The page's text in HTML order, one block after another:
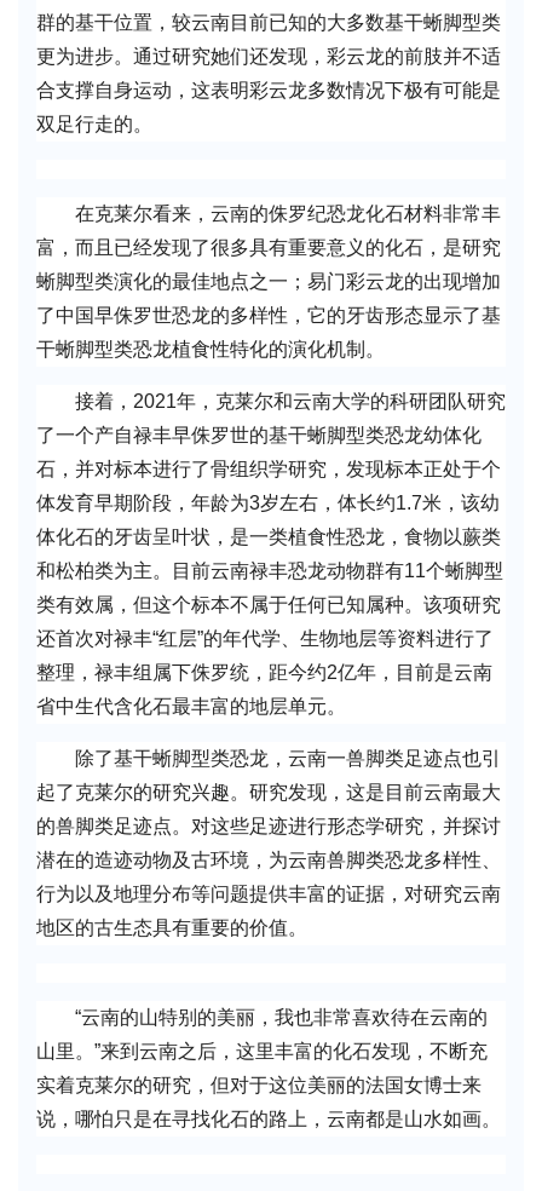
群的基干位置，较云南目前已知的大多数基干蜥脚型类
更为进步。通过研究她们还发现，彩云龙的前肢并不适
合支撑自身运动，这表明彩云龙多数情况下极有可能是
双足行走的。
在克莱尔看来，云南的侏罗纪恐龙化石材料非常丰
富，而且已经发现了很多具有重要意义的化石，是研究
蜥脚型类演化的最佳地点之一；易门彩云龙的出现增加
了中国早侏罗世恐龙的多样性，它的牙齿形态显示了基
干蜥脚型类恐龙植食性特化的演化机制。
接着，2021年，克莱尔和云南大学的科研团队研究
了一个产自禄丰早侏罗世的基干蜥脚型类恐龙幼体化
石，并对标本进行了骨组织学研究，发现标本正处于个
体发育早期阶段，年龄为3岁左右，体长约1.7米，该幼
体化石的牙齿呈叶状，是一类植食性恐龙，食物以蕨类
和松柏类为主。目前云南禄丰恐龙动物群有11个蜥脚型
类有效属，但这个标本不属于任何已知属种。该项研究
还首次对禄丰“红层”的年代学、生物地层等资料进行了
整理，禄丰组属下侏罗统，距今约2亿年，目前是云南
省中生代含化石最丰富的地层单元。
除了基干蜥脚型类恐龙，云南一兽脚类足迹点也引
起了克莱尔的研究兴趣。研究发现，这是目前云南最大
的兽脚类足迹点。对这些足迹进行形态学研究，并探讨
潜在的造迹动物及古环境，为云南兽脚类恐龙多样性、
行为以及地理分布等问题提供丰富的证据，对研究云南
地区的古生态具有重要的价值。
“云南的山特别的美丽，我也非常喜欢待在云南的
山里。”来到云南之后，这里丰富的化石发现，不断充
实着克莱尔的研究，但对于这位美丽的法国女博士来
说，哪怕只是在寻找化石的路上，云南都是山水如画。